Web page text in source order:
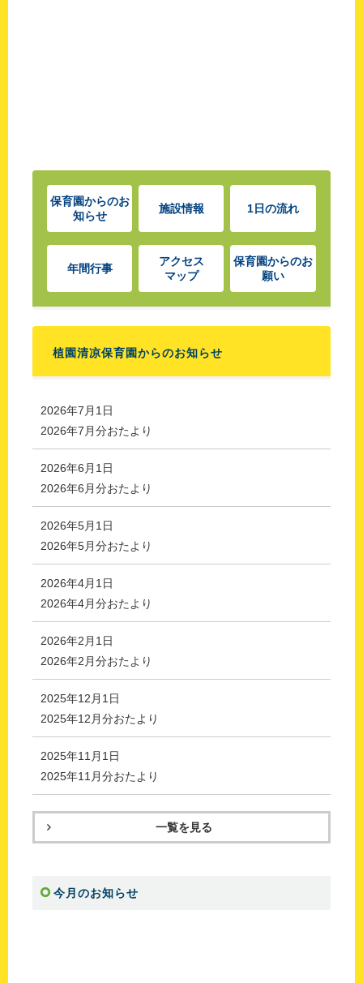
保育園からのお
知らせ
施設情報 1日の流れ
年間行事
アクセス
マップ
保育園からのお
願い
植園清凉保育園からのお知らせ
2026年7月1日
2026年7月分おたより
2026年6月1日
2026年6月分おたより
2026年5月1日
2026年5月分おたより
2026年4月1日
2026年4月分おたより
2026年2月1日
2026年2月分おたより
2025年12月1日
2025年12月分おたより
2025年11月1日
2025年11月分おたより
一覧を見る
今月のお知らせ